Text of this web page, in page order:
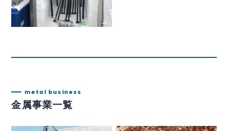
metal business
金属事業一覧